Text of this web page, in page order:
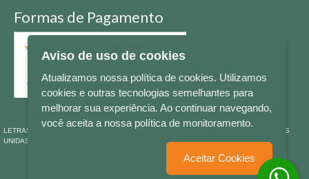
Formas de Pagamento
LETRAS & CIA - CNPJ n° 88.587.548/0001-20 - Térreo Bourbon Shopping - AV. NAÇÕES
UNIDAS , 2001 - Lojas 1064/1065 - RIO BRANCO - - NOVO HAMBURGO - RS
Aviso de uso de cookies
Atualizamos nossa política de cookies. Utilizamos
cookies e outras tecnologias semelhantes para
melhorar sua experiência. Ao continuar navegando,
você aceita a nossa política de monitoramento.
Aceitar Cookies